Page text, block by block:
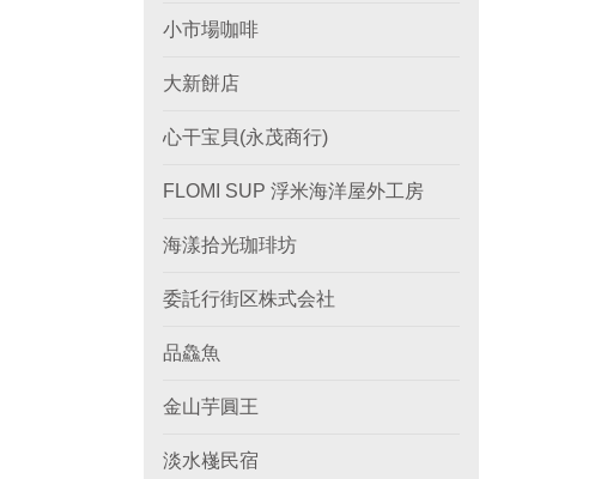
小市場咖啡
大新餅店
心干宝貝(永茂商行)
FLOMI SUP 浮米海洋屋外工房
海漾拾光珈琲坊
委託行街区株式会社
品鱻魚
金山芋圓王
淡水嶘民宿